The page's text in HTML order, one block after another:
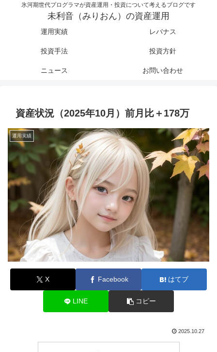
氷河期世代プログラマが資産運用・投資について考えるブログです
未利音（みりおん）の資産運用
運用実績 レバナス
投資手法 投資方針
ニュース お問い合わせ
資産状況（2025年10月）前月比＋178万
運用実績
X Facebook はてブ
LINE コピー
2025.10.27